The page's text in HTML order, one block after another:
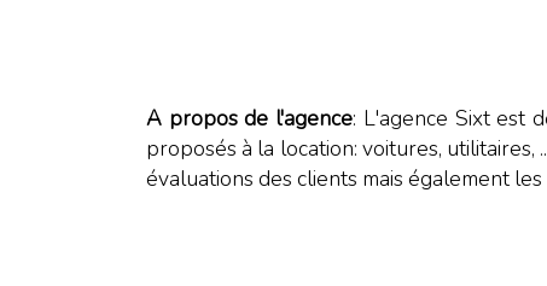
A propos de l'agence: L'agence Sixt est
proposés à la location: voitures,
évaluations des clients mais également